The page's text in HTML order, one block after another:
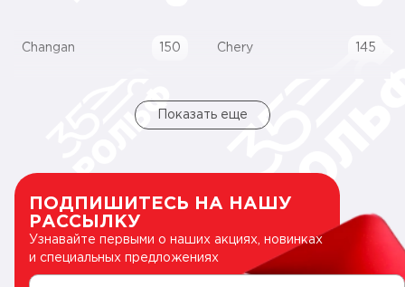
Changan 150 Chery 145
Показать еще
ПОДПИШИТЕСЬ НА НАШУ
РАССЫЛКУ
Узнавайте первыми о наших акциях, новинках
и специальных предложениях